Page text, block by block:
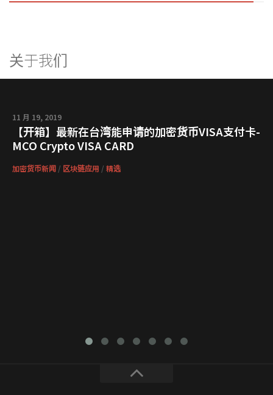
关于我们
11 月 19, 2019
【开箱】最新在台湾能申请的加密货币VISA支付卡-
MCO Crypto VISA CARD
加密货币新闻 / 区块链应用 / 精选